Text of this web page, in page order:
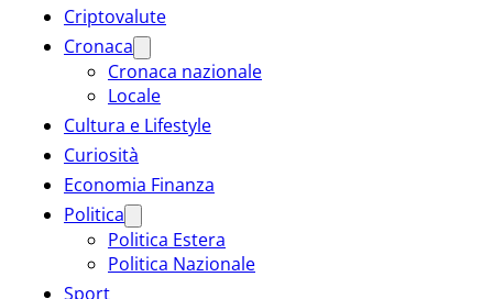
Criptovalute
Cronaca
Cronaca nazionale
Locale
Cultura e Lifestyle
Curiosità
Economia Finanza
Politica
Politica Estera
Politica Nazionale
Sport